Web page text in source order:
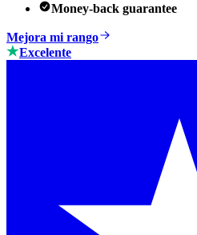
Money-back guarantee
Mejora mi rango
Excelente